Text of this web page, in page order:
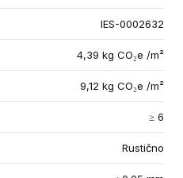
IES-0002632
4,39 kg CO₂e /m²
9,12 kg CO₂e /m²
≥ 6
Rustično